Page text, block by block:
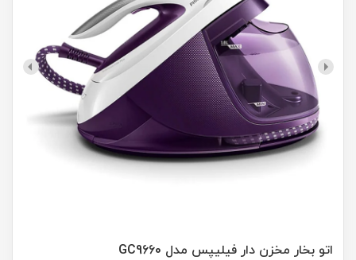
اتو بخار مخزن دار فیلیپس مدل GC9660